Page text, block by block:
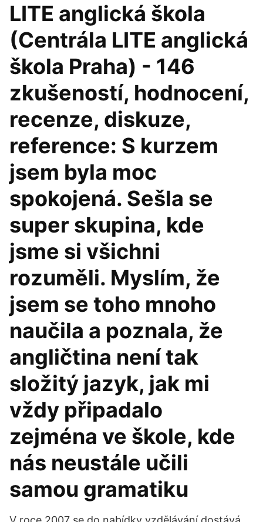
LITE anglická škola
(Centrála LITE anglická
škola Praha) - 146
zkušeností, hodnocení,
recenze, diskuze,
reference: S kurzem
jsem byla moc
spokojená. Sešla se
super skupina, kde
jsme si všichni
rozuměli. Myslím, že
jsem se toho mnoho
naučila a poznala, že
angličtina není tak
složitý jazyk, jak mi
vždy připadalo
zejména ve škole, kde
nás neustále učili
samou gramatiku